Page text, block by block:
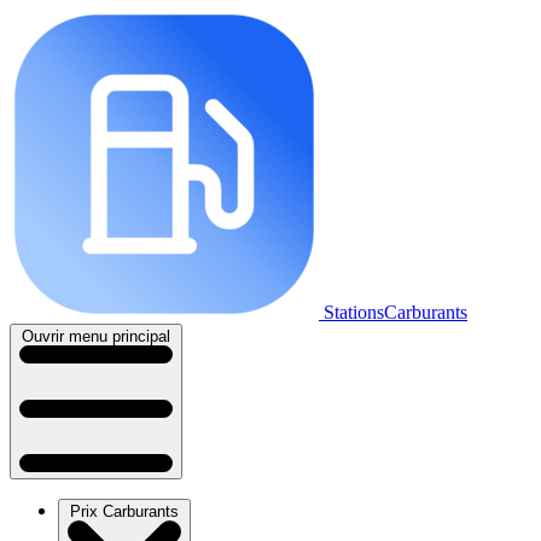
StationsCarburants
Ouvrir menu principal
Prix Carburants